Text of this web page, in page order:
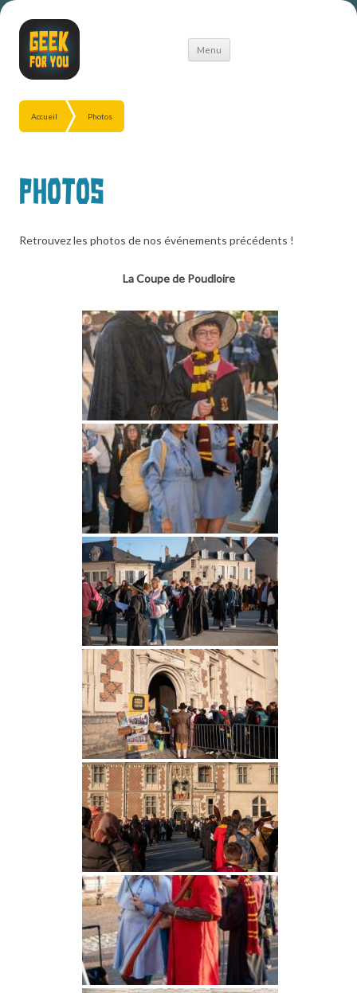
Menu
Aller
Accueil Photos
Photos
Retrouvez les photos de nos événements précédents !
La Coupe de Poudloire